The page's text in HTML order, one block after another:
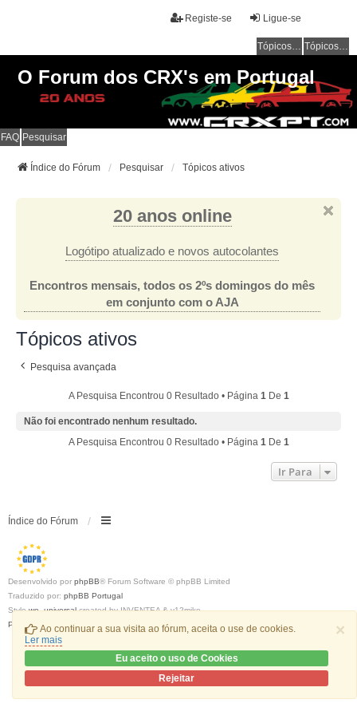
×
Ao continuar a sua visita ao fórum, aceita o use de cookies.
Ler mais
Eu aceito o uso de Cookies
Rejeitar
Ligue-se
Registe-se
Tópicos sem resposta Tópicos ativos
O Forum dos CRX's em Portugal
FAQ Pesquisar
Índice do Fórum Pesquisar Tópicos ativos
20 anos online
Logótipo atualizado e novos autocolantes
Encontros mensais, todos os 2ºs domingos do mês
em conjunto com o AJA
Tópicos ativos
Pesquisa avançada
A Pesquisa Encontrou 0 Resultado • Página 1De 1
Não foi encontrado nenhum resultado.
A Pesquisa Encontrou 0 Resultado • Página 1De 1
Ir Para
Índice do Fórum
Desenvolvido por phpBB® Forum Software © phpBB Limited
Traduzido por: phpBB Portugal
Stylewe_universalcreated by INVENTEA & v12mike
Privacidade
Termos